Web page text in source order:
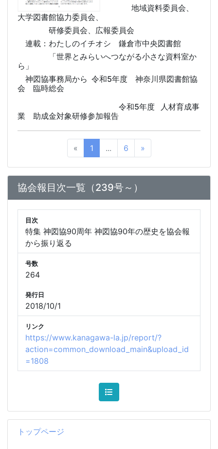
トップページ
地域資料委員会、
大学図書館協力委員会、
研修委員会、広報委員会
連載：わたしのイチオシ 鎌倉市中央図書館
「世界とみらいへつながる小さな資料室か
ら」
神図協事務局から 令和5年度 神奈川県図書館協
会 臨時総会
令和5年度 人材育成事
業 助成金対象研修参加報告
« 1 ... 6 »
協会報目次一覧（239号～）
目次
特集 神図協90周年 神図協90年の歴史を協会報
から振り返る
号数
264
発行日
2018/10/1
リンク
https://www.kanagawa-la.jp/report/?
action=common_download_main&upload_id
=1808